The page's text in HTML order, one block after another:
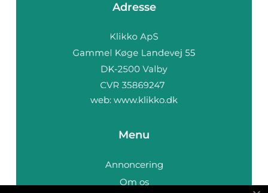
Adresse
web: www.klikko.dk
Menu
Annoncering
Om os